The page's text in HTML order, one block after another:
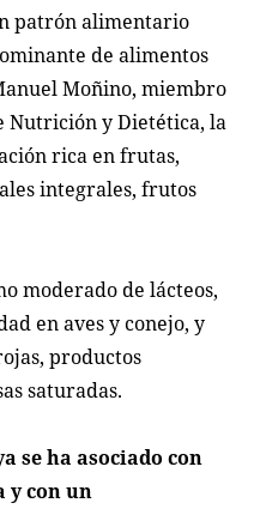
patrón alimentario
de alimentos
Moñino, miembro
Nutrición y Dietética, la
rica en frutas,
integrales, frutos
moderado de lácteos,
en aves y conejo, y
productos
saturadas.
se ha asociado con
y con un